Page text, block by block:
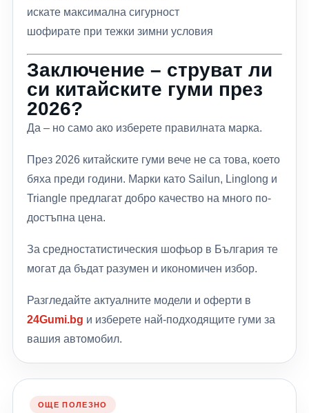
искате максимална сигурност
шофирате при тежки зимни условия
Заключение – струват ли
си китайските гуми през
2026?
Да – но само ако изберете правилната марка.
През 2026 китайските гуми вече не са това, което
бяха преди години. Марки като Sailun, Linglong и
Triangle предлагат добро качество на много по-
достъпна цена.
За средностатистическия шофьор в България те
могат да бъдат разумен и икономичен избор.
Разгледайте актуалните модели и оферти в
24Gumi.bg и изберете най-подходящите гуми за
вашия автомобил.
ОЩЕ ПОЛЕЗНО